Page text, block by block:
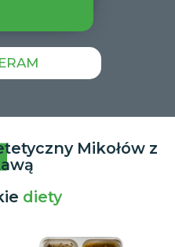
Mikołów z
diety